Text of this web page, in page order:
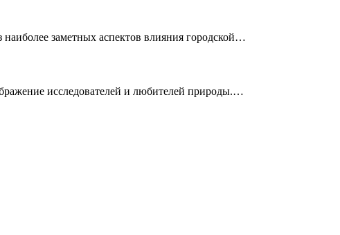
заметных аспектов влияния городской…
исследователей и любителей природы.…